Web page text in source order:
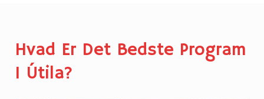
Hvad Er Det Bedste Program
I Útila?